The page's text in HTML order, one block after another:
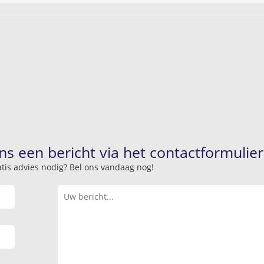
een bericht via het
advies nodig? Bel ons vandaag nog!